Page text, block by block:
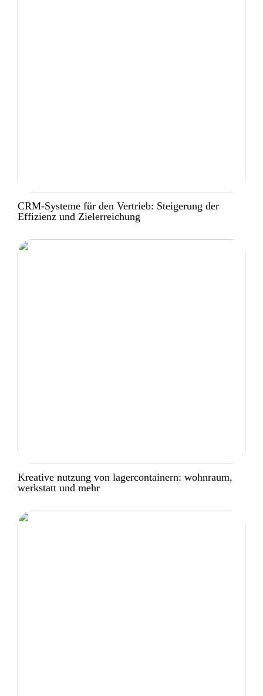
CRM-Systeme für den Vertrieb: Steigerung der
Effizienz und Zielerreichung
Kreative nutzung von lagercontainern: wohnraum,
werkstatt und mehr